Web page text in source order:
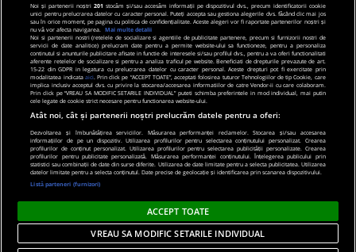
© 2019 PRO TV S.R.L |Politica de Cookie|Politica
de confidentialitate
Noi și partenerii noștri201 stocăm și/sau accesăm informații pe dispozitivul dvs., precum identificatorii cookie
unici pentru prelucrarea datelor cu caracter personal. Puteți accepta sau gestiona alegerile dvs. făcând clic mai jos
sau în orice moment, pe pagina cu politica de confidențialitate. Aceste alegeri vor fi raportate partenerilor noștri și
nu vă vor afecta navigarea.
Mai multe detalii
Noi si partenerii nostri (retelele de socializare si agentiile de publicitate partenere, precum si furnizorii nostri de
servicii de date analitice) prelucram date pentru a permite website-ului sa functioneze, pentru a personaliza
continutul si anunturile publicitare afisate in functie de interesele si/sau profilul dvs., pentru a va oferi functionalitati
aferente retelelor de socializare si pentru a analiza traficul pe website. Beneficiati de drepturile prevazute de art.
15-22 din GDPR in legatura cu prelucrarea datelor cu caracter personal. Aceste drepturi pot fi exercitate prin
modalitatea indicata aici. Prin click pe “ACCEPT TOATE”, acceptati folosirea tuturor Tehnologiilor de tip Cookie, care
implica inclusiv acceptul dvs. cu privire la stocarea/accesarea informatiilor de catre Vendor-ii cu care colaboram.
Prin click pe “VREAU SA MODIFIC SETARILE INDIVIDUAL” puteti schimba preferintele in mod individual, mai putin
cele legate de cookie strict necesare pentru functionarea website-ului.
Atât noi, cât și partenerii noștri prelucrăm datele pentru a oferi:
Dezvoltarea și îmbunătățirea serviciilor. Măsurarea performanței reclamelor. Stocarea și/sau accesarea
informațiilor de pe un dispozitiv. Utilizarea profilurilor pentru selectarea conținutului personalizat. Crearea
profilurilor de conținut personalizat. Utilizarea profilurilor pentru selectarea publicității personalizate. Crearea
profilurilor pentru publicitate personalizată. Măsurarea performanței conținutului. Înțelegerea publicului prin
statistici sau combinații de date din surse diferite. Utilizarea de date limitate pentru a selecta publicitatea. Utilizarea
datelor limitate pentru a selecta conținutul. Date precise de geolocație și identificarea prin scanarea dispozitivului.
Listă parteneri (furnizori)
ACCEPT TOATE
VREAU SA MODIFIC SETARILE INDIVIDUAL